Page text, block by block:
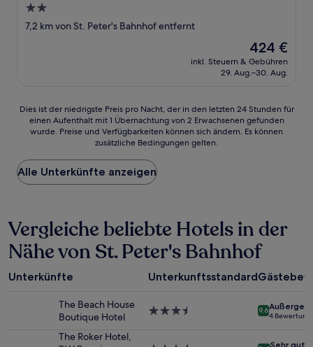
2.0-
Sterne-
7,2 km von St. Peter's Bahnhof entfernt
Der
Preis
beträgt
424 €
inkl. Steuern & Gebühren
29. Aug.–30. Aug.
Dies
der
Preis
pro
Nacht,
den
letzten
24 Stunden
für
einen
1 Übernachtung
2 Erwachsenen
Dies ist der niedrigste Preis pro Nacht, der in den letzten 24 Stunden für
einen Aufenthalt mit 1 Übernachtung von 2 Erwachsenen gefunden
wurde. Preise und Verfügbarkeiten können sich ändern. Es können
zusätzliche Bedingungen gelten.
Alle Unterkünfte anzeigen
Vergleiche beliebte Hotels in der
Nähe von St. Peter's Bahnhof
Unterkünfte Unterkunftsstandard
The Beach House
Boutique Hotel
3.5-
9.6
4
The Roker Hotel,
Sehr gut